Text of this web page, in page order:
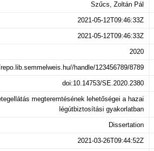
Szűcs, Zoltán Pál
2021-05-12T09:46:33Z
2021-05-12T09:46:33Z
2020
handle/123456789/8789
doi:10.14753/SE.2020.2380
megteremtésének lehetőségei a hazai
légútbiztosítási gyakorlatban
Dissertation
2021-03-26T09:44:52Z